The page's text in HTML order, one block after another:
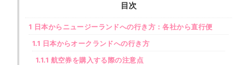
目次
1 日本からニュージーランドへの行き方：各社から直行便
1.1 日本からオークランドへの行き方
1.1.1 航空券を購入する際の注意点